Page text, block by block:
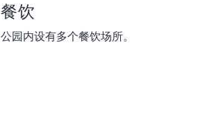
餐饮
公园内设有多个餐饮场所。